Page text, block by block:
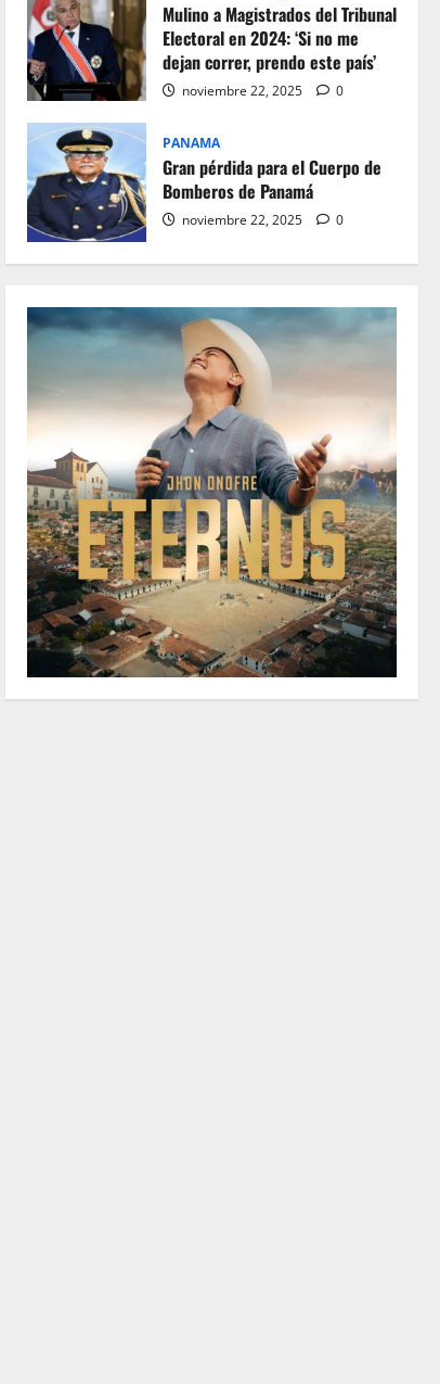
Mulino a Magistrados del Tribunal
Electoral en 2024: ‘Si no me
dejan correr, prendo este país’
noviembre 22, 2025 0
PANAMA
Gran pérdida para el Cuerpo de
Bomberos de Panamá
noviembre 22, 2025 0